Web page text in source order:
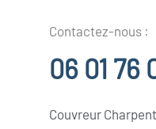
Contactez-nous :
06 01 76
Couvreur